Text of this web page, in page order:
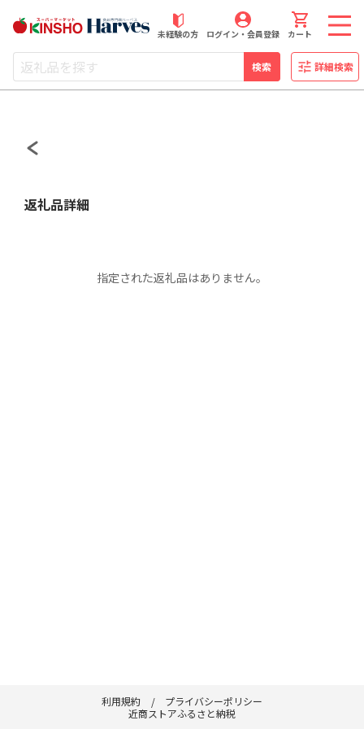
近商ストアふるさと納税
未経験の方 ログイン・会員登録 カート
検索 詳細検索
返礼品詳細
指定された返礼品はありません。
利用規約
プライバシーポリシー
近商ストアふるさと納税